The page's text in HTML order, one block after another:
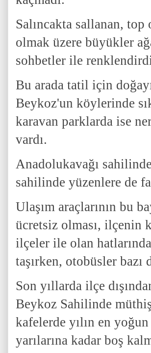
Salıncakta sallanan,
olmak üzere büyükler
sohbetler ile
Bu arada tatil için
Beykoz'un köylerinde
karavan parklarda ise
vardı.
Anadolukavağı
sahilinde yüzenlere de
Ulaşım araçlarının bu
ücretsiz olması, ilçenin
ilçeler ile olan
taşırken, otobüsler bazı
Son yıllarda ilçe
Beykoz Sahilinde
kafelerde yılın en
yarılarına kadar boş